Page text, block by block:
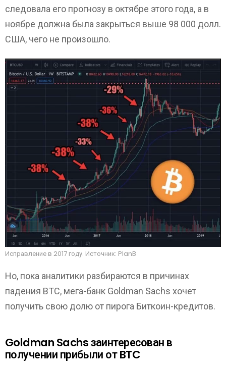
следовала его прогнозу в октябре этого года, а в
ноябре должна была закрыться выше 98 000 долл.
США, чего не произошло.
Исправление в 2017 году. Источник: PlanB
Но, пока аналитики разбираются в причинах
падения ВТС, мега-банк Goldman Sachs хочет
получить свою долю от пирога Биткоин-кредитов.
Goldman Sachs заинтересован в
получении прибыли от BTC